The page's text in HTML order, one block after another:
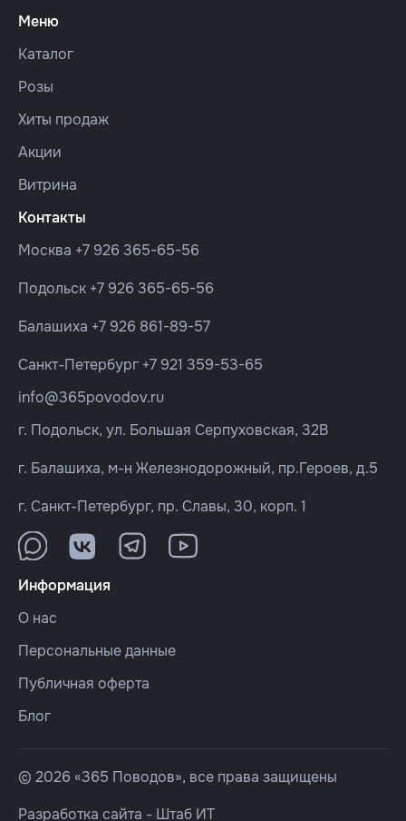
Меню
Каталог
Розы
Хиты продаж
Акции
Витрина
Контакты
Москва +7 926 365-65-56
Подольск +7 926 365-65-56
Балашиха +7 926 861-89-57
Санкт-Петербург +7 921 359-53-65
info@365povodov.ru
г. Подольск, ул. Большая Серпуховская, 32В
г. Балашиха, м-н Железнодорожный, пр.Героев, д.5
г. Санкт-Петербург, пр. Славы, 30, корп. 1
Информация
О нас
Персональные данные
Публичная оферта
Блог
© 2026 «365 Поводов», все права защищены
Разработка сайта - Штаб ИТ